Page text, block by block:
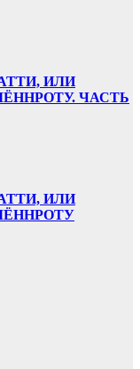
ИЛИ
ЧАСТЬ
ИЛИ